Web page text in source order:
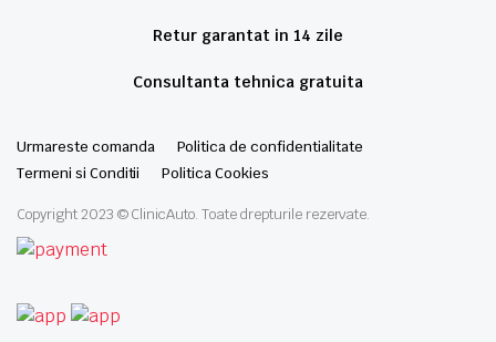
Retur garantat in 14 zile
Consultanta tehnica gratuita
Urmareste comanda
Politica de confidentialitate
Termeni si Conditii
Politica Cookies
Copyright 2023 © ClinicAuto. Toate drepturile rezervate.